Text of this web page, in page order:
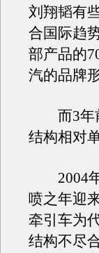
刘翔韬有
合国际趋
部产品的
汽的品牌
而3年前
结构相对
2004年
喷之年迎
牵引车为
结构不尽